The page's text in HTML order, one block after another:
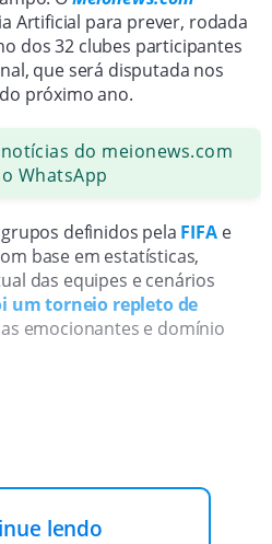
Artificial para prever, rodada
dos 32 clubes participantes
que será disputada nos
próximo ano.
do meionews.com
WhatsApp
definidos pela FIFAe
base em estatísticas,
das equipes e cenários
um torneio repleto de
emocionantes e domínio
lendo